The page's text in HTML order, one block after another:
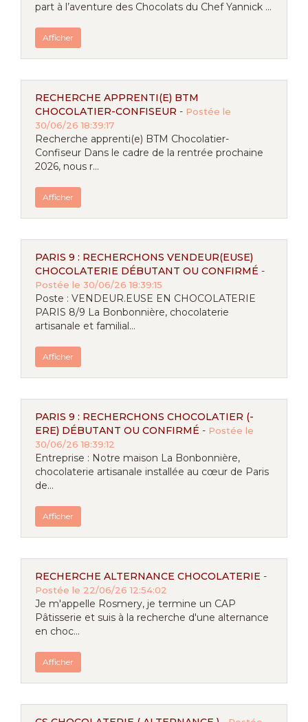
part à l’aventure des Chocolats du Chef Yannick ...
Afficher
RECHERCHE APPRENTI(E) BTM
CHOCOLATIER-CONFISEUR - Postée le
30/06/26 18:39:17
Recherche apprenti(e) BTM Chocolatier-
Confiseur Dans le cadre de la rentrée prochaine
2026, nous r...
Afficher
PARIS 9 : RECHERCHONS VENDEUR(EUSE)
CHOCOLATERIE DÉBUTANT OU CONFIRMÉ -
Postée le 30/06/26 18:39:15
Poste : VENDEUR.EUSE EN CHOCOLATERIE
PARIS 8/9 La Bonbonnière, chocolaterie
artisanale et familial...
Afficher
PARIS 9 : RECHERCHONS CHOCOLATIER (-
ERE) DÉBUTANT OU CONFIRMÉ - Postée le
30/06/26 18:39:12
Entreprise : Notre maison La Bonbonnière,
chocolaterie artisanale installée au cœur de Paris
de...
Afficher
RECHERCHE ALTERNANCE CHOCOLATERIE -
Postée le 22/06/26 12:54:02
Je m'appelle Rosmery, je termine un CAP
Pâtisserie et suis à la recherche d'une alternance
en choc...
Afficher